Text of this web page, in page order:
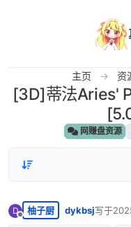
主页 资
[3D]蒂法Aries'
网赚盘资源
D
离线
柚子厨 dykbsj写于
最后由